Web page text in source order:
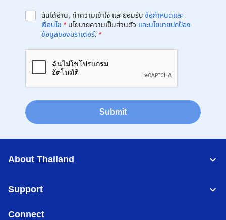
ฉันได้อ่าน, ทำความเข้าใจ และยอมรับข้อกำหนดและ
เงื่อนไข * นโยบายความเป็นส่วนตัว และนโยบายปกป้อง
ข้อมูลของบราเดอร์. *
Submit
About Thailand
Support
Connect